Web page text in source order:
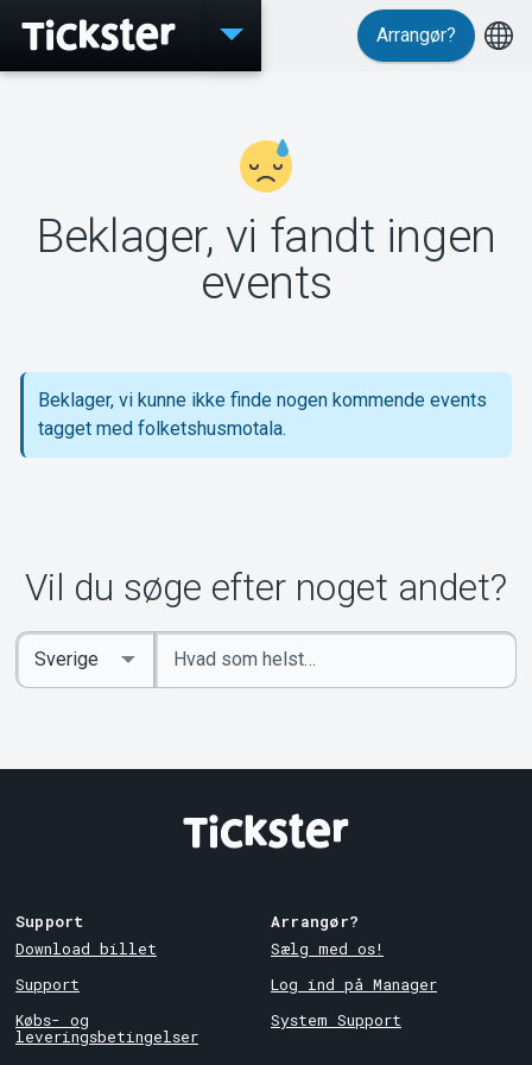
Events
MyTickster
Support
Arrangør?
Beklager, vi fandt ingen
events
Beklager, vi kunne ikke finde nogen kommende events
tagget med folketshusmotala.
Vil du søge efter noget andet?
Indtast
søgeord
Select
Country
Support
Download billet
Support
Købs- og
leveringsbetingelser
Arrangør?
Sælg med os!
Log ind på Manager
System Support